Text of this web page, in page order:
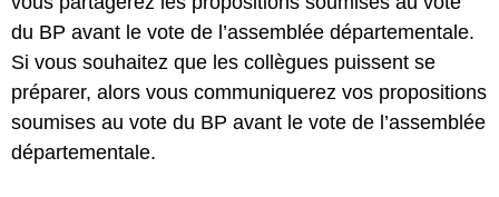
du BP avant le vote de l’assemblée départementale.
Si vous souhaitez que les collègues puissent se
préparer, alors vous communiquerez vos propositions
soumises au vote du BP avant le vote de l’assemblée
départementale.